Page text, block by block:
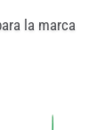
la marca